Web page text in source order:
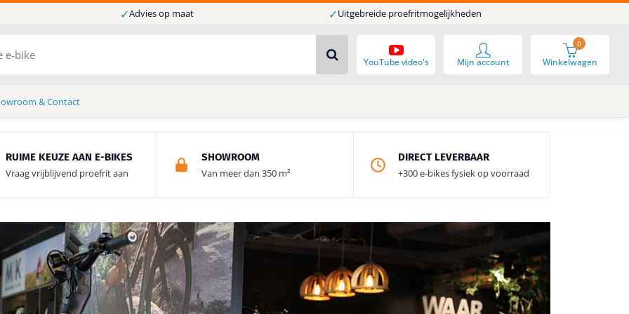
✓Advies op maat ✓Uitgebreide proefritmogelijkheden
& Contact
YouTube video's Winkelwagen
0
Mijn account
RUIME KEUZE AAN E-BIKES
Vraag vrijblijvend proefrit aan
SHOWROOM
Van meer dan 350 m²
DIRECT LEVERBAAR
+300 e-bikes fysiek op voorraad